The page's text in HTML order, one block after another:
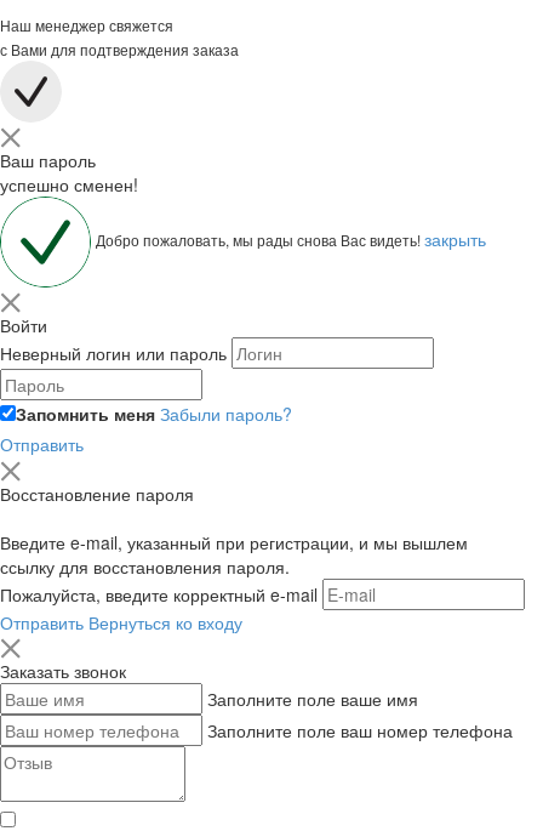
Наш менеджер свяжется
с Вами для подтверждения заказа
Ваш пароль
успешно сменен!
Добро пожаловать, мы рады снова Вас видеть!закрыть
Войти
Неверный логин или пароль
Запомнить меня Забыли пароль?
Отправить
Восстановление пароля
Введите e-mail, указанный при регистрации, и мы вышлем
ссылку для восстановления пароля.
Пожалуйста, введите корректный e-mail
Отправить Вернуться ко входу
Заказать звонок
Заполните поле ваше имя
Заполните поле ваш номер телефона